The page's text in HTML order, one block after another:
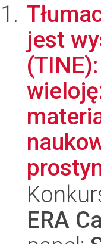
jest
ERA